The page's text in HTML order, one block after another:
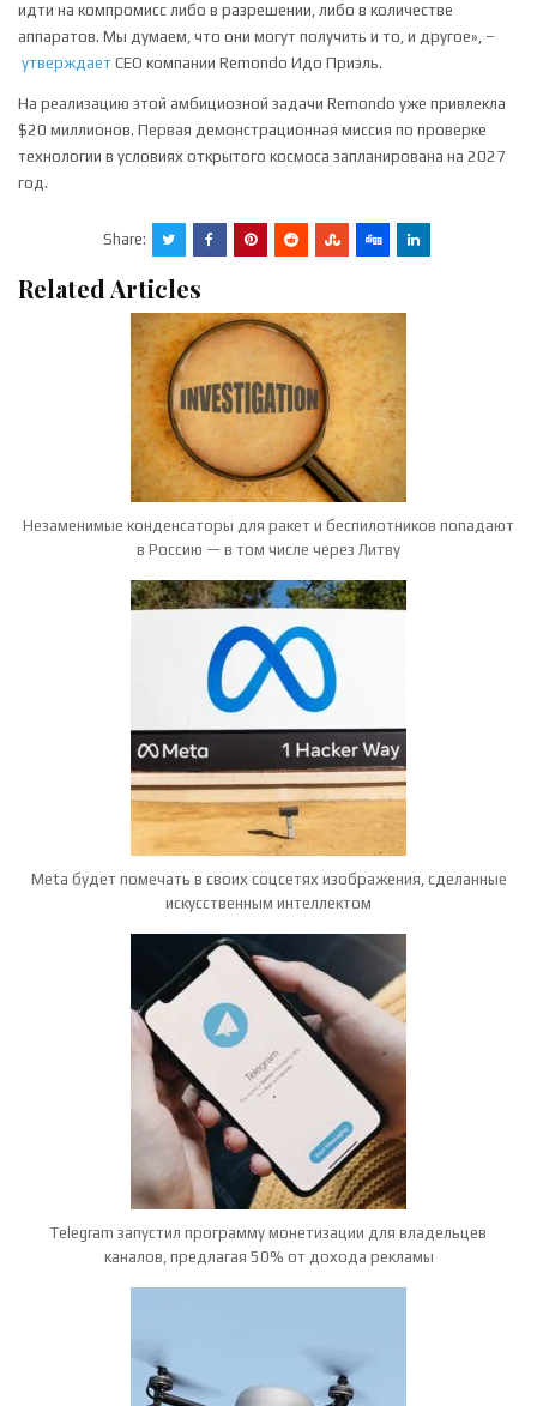
идти на компромисс либо в разрешении, либо в количестве
аппаратов. Мы думаем, что они могут получить и то, и другое», –
утверждает CEO компании Remondo Идо Приэль.
На реализацию этой амбициозной задачи Remondo уже привлекла
$20 миллионов. Первая демонстрационная миссия по проверке
технологии в условиях открытого космоса запланирована на 2027
год.
Share:
Related Articles
Незаменимые конденсаторы для ракет и беспилотников попадают
в Россию — в том числе через Литву
Meta будет помечать в своих соцсетях изображения, сделанные
искусственным интеллектом
Telegram запустил программу монетизации для владельцев
каналов, предлагая 50% от дохода рекламы